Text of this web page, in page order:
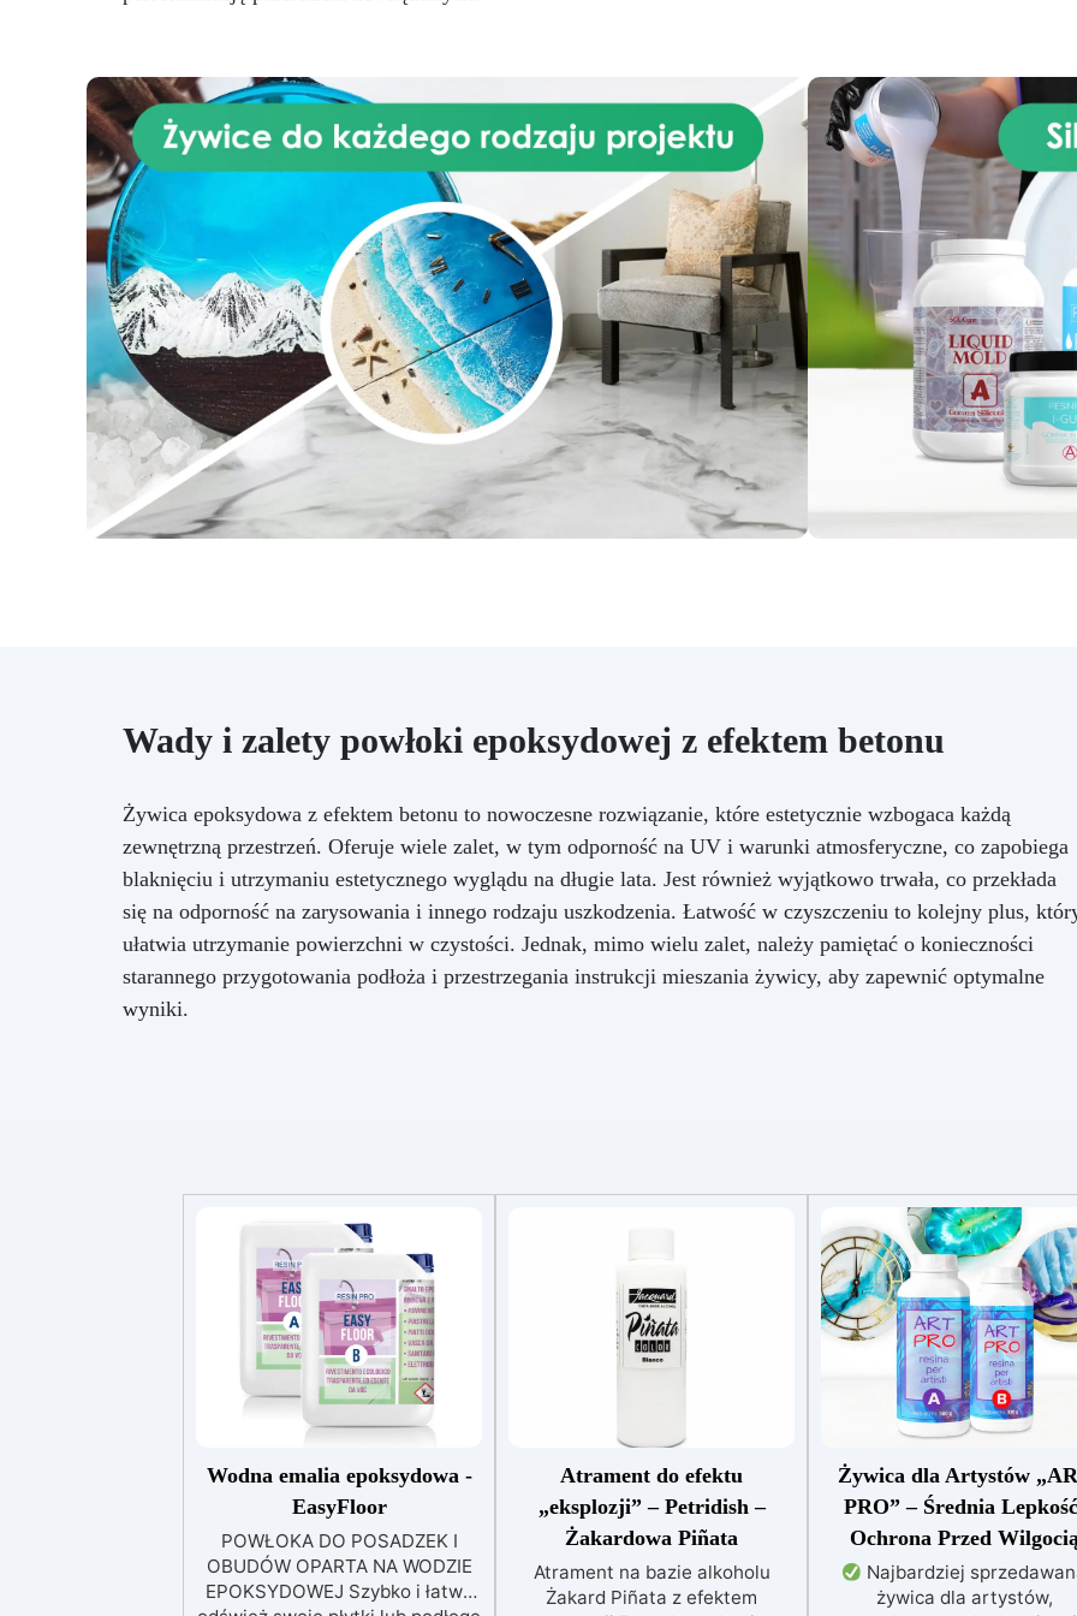
naśladuje estetykę prawdziwego
marmuru, ale również
przewyższa go pod względem
wytrzymałości, zapewniając
powierzchnię odporną na
uderzenia, plamy i ciepło, która
zachowuje swoje nieskazitelne
piękno przez długi czas. Łatwość
montażu sprawia, że ten zestaw
jest preferowanym wyborem
zarówno dla miłośników
majsterkowania, jak i
profesjonalistów, umożliwiając
szybkie i bezproblemowe
przekształcenie Twojej kuchni.
Niezależnie od tego, czy
całkowicie remontujesz, czy
tylko unowocześniasz swoją
oferować niezrównaną
kombinację stylu, wytrzymałości
rozwiązanie designerskie
najwyższej klasy, które
natychmiast podnosi standardy
kuchni, czyniąc ją powodem do
dumy w Twoim domu. Wybierz
zmodernizować swoją kuchnię,
łącząc funkcjonalność z urokiem,
Wady i zalety powłoki epoksydowej z efektem betonu
Żywica epoksydowa z efektem betonu to nowoczesne rozwiązanie, które estetycznie wzbogaca każdą
zewnętrzną przestrzeń. Oferuje wiele zalet, w tym odporność na UV i warunki atmosferyczne, co zapobiega
blaknięciu i utrzymaniu estetycznego wyglądu na długie lata. Jest również wyjątkowo trwała, co przekłada
się na odporność na zarysowania i innego rodzaju uszkodzenia. Łatwość w czyszczeniu to kolejny plus,
ułatwia utrzymanie powierzchni w czystości. Jednak, mimo wielu zalet, należy pamiętać o konieczności
starannego przygotowania podłoża i przestrzegania instrukcji mieszania żywicy, aby zapewnić optymalne
wyniki.
Wodna emalia epoksydowa -
EasyFloor
POWŁOKA DO POSADZEK I
OBUDÓW OPARTA NA WODZIE
EPOKSYDOWEJ Szybko i łatwo
Atrament do efektu
„eksplozji” – Petridish –
Żakardowa Piñata
Atrament na bazie alkoholu
Żakard Piñata z efektem
Żywica dla Artystów
PRO” – Średnia
Ochrona Przed
Najbardziej
żywica dla artystów,